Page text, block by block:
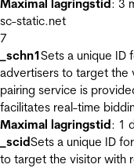
Maximal lagringstid: 3
sc-static.net
7
_schn1Sets a unique ID
advertisers to target the
pairing service is
facilitates real-time
Maximal lagringstid: 1
_scidSets a unique ID
to target the visitor with